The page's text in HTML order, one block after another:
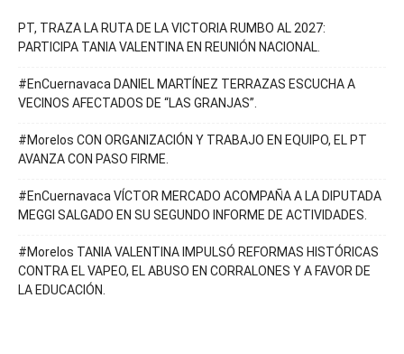
PT, TRAZA LA RUTA DE LA VICTORIA RUMBO AL 2027:
PARTICIPA TANIA VALENTINA EN REUNIÓN NACIONAL.
#EnCuernavaca DANIEL MARTÍNEZ TERRAZAS ESCUCHA A
VECINOS AFECTADOS DE “LAS GRANJAS”.
#Morelos CON ORGANIZACIÓN Y TRABAJO EN EQUIPO, EL PT
AVANZA CON PASO FIRME.
#EnCuernavaca VÍCTOR MERCADO ACOMPAÑA A LA DIPUTADA
MEGGI SALGADO EN SU SEGUNDO INFORME DE ACTIVIDADES.
#Morelos TANIA VALENTINA IMPULSÓ REFORMAS HISTÓRICAS
CONTRA EL VAPEO, EL ABUSO EN CORRALONES Y A FAVOR DE
LA EDUCACIÓN.